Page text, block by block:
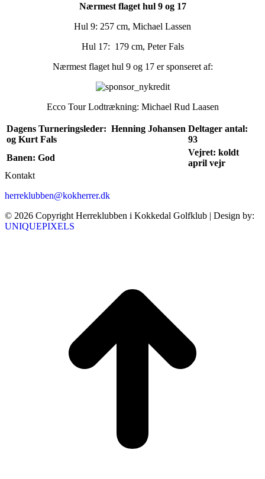
Nærmest flaget hul 9 og 17
Hul 9: 257 cm, Michael Lassen
Hul 17: 179 cm, Peter Fals
Nærmest flaget hul 9 og 17 er sponseret af:
Ecco Tour Lodtrækning: Michael Rud Laasen
Dagens Turneringsleder: Henning Johansen
og Kurt Fals
Deltager antal:
93
Banen: God
Vejret: koldt
april vejr
Kontakt
herreklubben@kokherrer.dk
© 2026 Copyright Herreklubben i Kokkedal Golfklub | Design by:
UNIQUEPIXELS